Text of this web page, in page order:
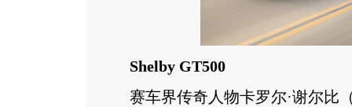
Shelby GT500
赛车界传奇人物卡罗尔·谢尔比（